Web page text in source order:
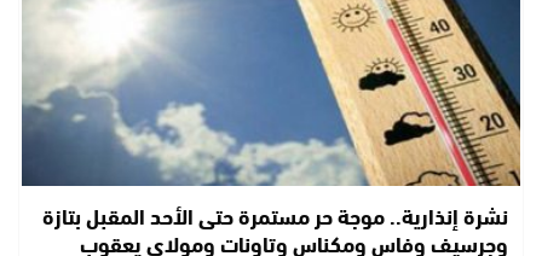
نشرة إنذارية.. موجة حر مستمرة حتى الأحد المقبل بتازة
وجرسيف وفاس ومكناس وتاونات ومولاي يعقوب